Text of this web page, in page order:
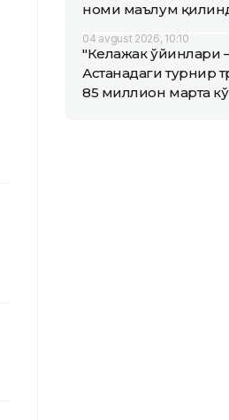
номи маълум
04 avgust 2026, 10:10
"Келажак ўйинлари
Астанадаги турнир
85 миллион марта